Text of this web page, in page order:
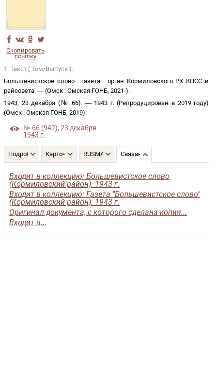
Скопировать
ссылку
1. Текст ( Том/Выпуск ).
Большевистское слово : газета : орган Кормиловского РК КПСС и
райсовета. — (Омск : Омская ГОНБ, 2021-).
1943, 23 декабря (№ 66). —1943 г. (Репродуцирован в 2019 году)
(Омск : Омская ГОНБ, 2019).
№ 66 (942), 23 декабря
1943 г.
Подробнее Карточка RUSMARC Связанные записи
Входит в коллекцию: Большевистское слово
(Кормиловский район). 1943 г.
Входит в коллекцию: Газета "Большевистское слово"
(Кормиловский район). 1943 г.
Оригинал документа, с которого сделана копия...
Входит в...